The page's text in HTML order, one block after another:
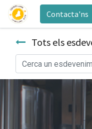
Contacta'ns
Tots els